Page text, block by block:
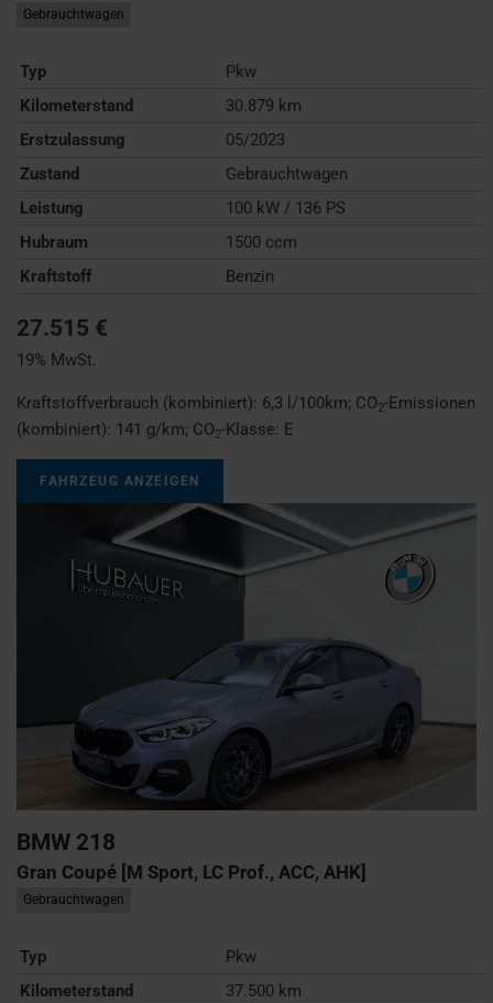
Gebrauchtwagen
Typ
Pkw
Kilometerstand
30.879 km
Erstzulassung
05/2023
Zustand
Gebrauchtwagen
Leistung
100 kW / 136 PS
Hubraum
1500 ccm
Kraftstoff
Benzin
27.515 €
19% MwSt.
Kraftstoffverbrauch (kombiniert): 6,3 l/100km; CO2-Emissionen
(kombiniert): 141 g/km; CO2-Klasse: E
FAHRZEUG ANZEIGEN
BMW 218
Gran Coupé [M Sport, LC Prof., ACC, AHK]
Gebrauchtwagen
Typ
Pkw
Kilometerstand
37.500 km